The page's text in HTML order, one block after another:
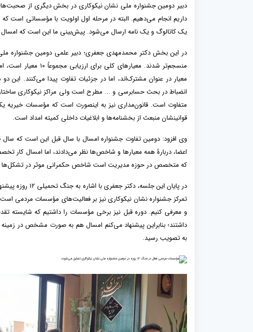
دبیر دومین جشنواره ملی نشان نیکوکاری در بخش دیگری از
داریم انجام می‌دهیم. البته در مرحله اول اولویت با مؤسساتی است
یک کاتالوگ و یک نامه ارسال می‌شود. پیش‌بینی ما این است که امسال
در این بخش دکتر محمدمهدی جعفری؛ دبیر علمی دومین جشنواره
منسجم‌تر شدند.
معیار در عنوان مشترک‌اند، اما در جزئیات تفاوت پیدا می‌کنند.
انضباط در بحث حسابرسی و ... مطرح است ولی مراکز نیکوکاری
متفاوت است. قانون‌مداری نیز به اینصورت است که مؤسسات خیریه
قوانینشان منبعث از بخشنامه‌ها و ابلاغیات داخلی کمیته امداد است.
وی افزود: دومین تفاوت جشنواره امسال با سال قبل این است که
اعضا، دربارۀ همه معیار‌ها و شاخص‌ها نظر می‌دادند، اما امسال کار
که متخصص در حوزه مدیریت است شاخص حکمرانی موثر در تشکل‌ها را
در پایان این
تمرکز جشنواره نشان نیکوکاری نیز بر فعالیت‌های مؤسسات مردمی
و معرفی کنیم. دوره قبل نیز برخی مؤسسات را داشتیم که شایسته
داشتند؛ بنابراین پیشنهاد می‌کنم امسال هم به صورت مشخص در
به تصویب رسید.